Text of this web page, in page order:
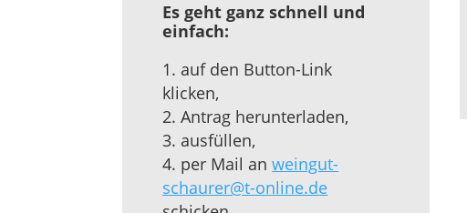
Es geht ganz schnell und
einfach:
auf den Button-Link
klicken,
Antrag herunterladen,
ausfüllen,
per Mail anweingut-
schaurer@t-online.de